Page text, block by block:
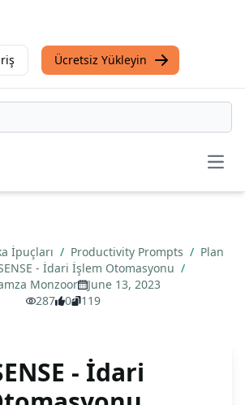
Ücretsiz Yükleyin
İpuçları / Productivity Prompts / Plan
- İdari İşlem Otomasyonu /
Monzoor
June 13, 2023
287
0 119
- İdari